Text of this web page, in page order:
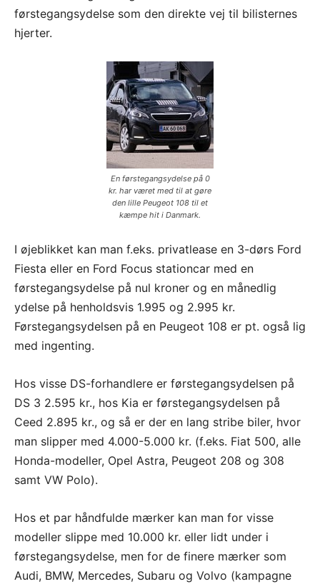
førstegangsydelse som den direkte vej til bilisternes
hjerter.
En førstegangsydelse på 0
kr. har været med til at gøre
den lille Peugeot 108 til et
kæmpe hit i Danmark.
I øjeblikket kan man f.eks. privatlease en 3-dørs Ford
Fiesta eller en Ford Focus stationcar med en
førstegangsydelse på nul kroner og en månedlig
ydelse på henholdsvis 1.995 og 2.995 kr.
Førstegangsydelsen på en Peugeot 108 er pt. også lig
med ingenting.
Hos visse DS-forhandlere er førstegangsydelsen på
DS 3 2.595 kr., hos Kia er førstegangsydelsen på
Ceed 2.895 kr., og så er der en lang stribe biler, hvor
man slipper med 4.000-5.000 kr. (f.eks. Fiat 500, alle
Honda-modeller, Opel Astra, Peugeot 208 og 308
samt VW Polo).
Hos et par håndfulde mærker kan man for visse
modeller slippe med 10.000 kr. eller lidt under i
førstegangsydelse, men for de finere mærker som
Audi, BMW, Mercedes, Subaru og Volvo (kampagne